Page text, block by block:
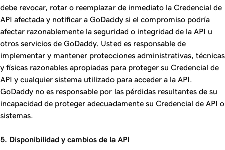
debe revocar, rotar o reemplazar de inmediato la Credencial de
API afectada y notificar a GoDaddy si el compromiso podría
afectar razonablemente la seguridad o integridad de la API u
otros servicios de GoDaddy. Usted es responsable de
implementar y mantener protecciones administrativas, técnicas
y físicas razonables apropiadas para proteger su Credencial de
API y cualquier sistema utilizado para acceder a la API.
GoDaddy no es responsable por las pérdidas resultantes de su
incapacidad de proteger adecuadamente su Credencial de API o
sistemas.
5. Disponibilidad y cambios de la API